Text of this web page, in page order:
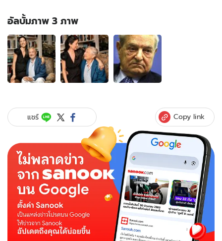
อัลบั้มภาพ 3 ภาพ
อัลบั้ม
ภาพ
3
ภาพ
ของ
จอร์จ
โซ
วัย
82
ประกาศ
หมั้น
สาว
แชร์ Copy link